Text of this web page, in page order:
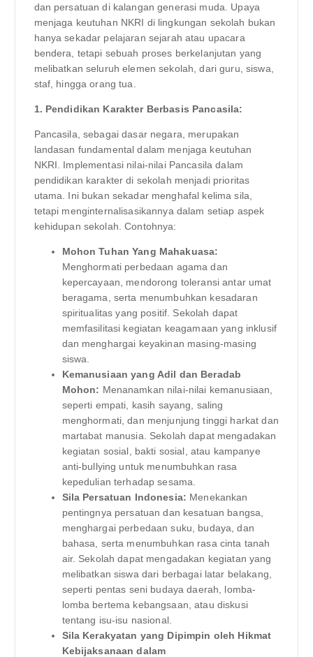
dan persatuan di kalangan generasi muda. Upaya
menjaga keutuhan NKRI di lingkungan sekolah bukan
hanya sekadar pelajaran sejarah atau upacara
bendera, tetapi sebuah proses berkelanjutan yang
melibatkan seluruh elemen sekolah, dari guru, siswa,
staf, hingga orang tua.
1. Pendidikan Karakter Berbasis Pancasila:
Pancasila, sebagai dasar negara, merupakan
landasan fundamental dalam menjaga keutuhan
NKRI. Implementasi nilai-nilai Pancasila dalam
pendidikan karakter di sekolah menjadi prioritas
utama. Ini bukan sekadar menghafal kelima sila,
tetapi menginternalisasikannya dalam setiap aspek
kehidupan sekolah. Contohnya:
Mohon Tuhan Yang Mahakuasa:
Menghormati perbedaan agama dan
kepercayaan, mendorong toleransi antar umat
beragama, serta menumbuhkan kesadaran
spiritualitas yang positif. Sekolah dapat
memfasilitasi kegiatan keagamaan yang inklusif
dan menghargai keyakinan masing-masing
siswa.
Kemanusiaan yang Adil dan Beradab
Mohon: Menanamkan nilai-nilai kemanusiaan,
seperti empati, kasih sayang, saling
menghormati, dan menjunjung tinggi harkat dan
martabat manusia. Sekolah dapat mengadakan
kegiatan sosial, bakti sosial, atau kampanye
anti-bullying untuk menumbuhkan rasa
kepedulian terhadap sesama.
Sila Persatuan Indonesia: Menekankan
pentingnya persatuan dan kesatuan bangsa,
menghargai perbedaan suku, budaya, dan
bahasa, serta menumbuhkan rasa cinta tanah
air. Sekolah dapat mengadakan kegiatan yang
melibatkan siswa dari berbagai latar belakang,
seperti pentas seni budaya daerah, lomba-
lomba bertema kebangsaan, atau diskusi
tentang isu-isu nasional.
Sila Kerakyatan yang Dipimpin oleh Hikmat
Kebijaksanaan dalam